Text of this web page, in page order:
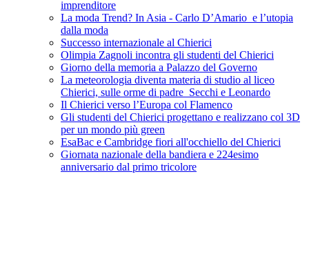
imprenditore
La moda Trend? In Asia - Carlo D’Amario e l’utopia
dalla moda
Successo internazionale al Chierici
Olimpia Zagnoli incontra gli studenti del Chierici
Giorno della memoria a Palazzo del Governo
La meteorologia diventa materia di studio al liceo
Chierici, sulle orme di padre Secchi e Leonardo
Il Chierici verso l’Europa col Flamenco
Gli studenti del Chierici progettano e realizzano col 3D
per un mondo più green
EsaBac e Cambridge fiori all'occhiello del Chierici
Giornata nazionale della bandiera e 224esimo
anniversario dal primo tricolore